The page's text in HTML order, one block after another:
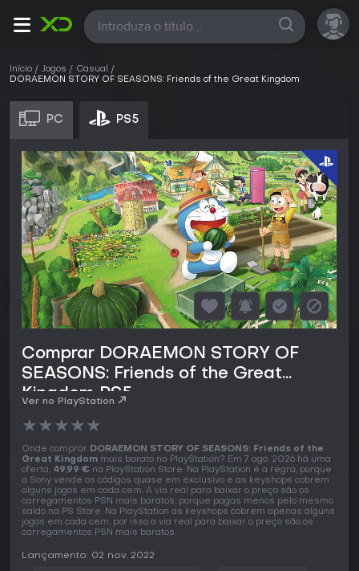
Todas
Início Jogos
Casual
DORAEMON STORY OF SEASONS: Friends of the Great Kingdom
PC PS5
Comprar DORAEMON STORY OF
SEASONS: Friends of the Great
Kingdom PS5
Ver no PlayStation
★★★★★
Onde comprar DORAEMON STORY OF SEASONS: Friends of the
Great Kingdom mais barato na PlayStation? Em 7 ago. 2026 há uma
oferta, 49,99 € na PlayStation Store. Na PlayStation é a regra, porque
a Sony vende os códigos quase em exclusivo e as keyshops cobrem
alguns jogos em cada cem. A via real para baixar o preço são os
carregamentos PSN mais baratos, porque pagas menos pelo mesmo
saldo na PS Store. Na PlayStation as keyshops cobrem apenas alguns
jogos em cada cem, por isso a via real para baixar o preço são os
carregamentos PSN mais baratos.
Lançamento: 02 nov. 2022